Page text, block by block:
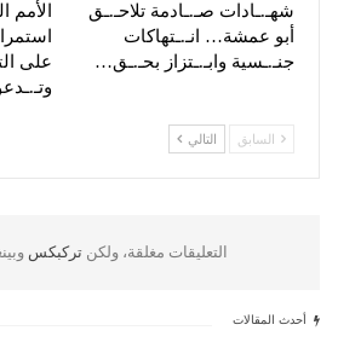
شهـ.ـادات صـ.ـادمة تلاحـ.ـق
أبو عمشة… انـ.ـتهاكات
جنـ.ـسية وابـ.ـتزاز بحـ.ـق…
الأمم
على
السابق التالي
التعليقات مغلقة، ولكن تركبكس
أحدث المقالات